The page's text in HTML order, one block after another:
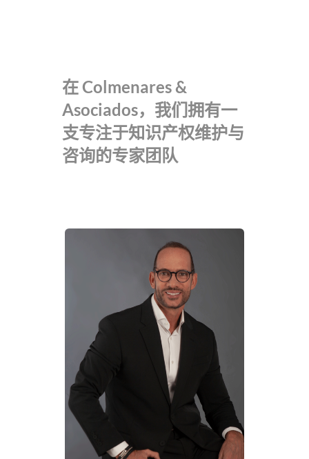
在 Colmenares &
Asociados，我们拥有一
支专注于知识产权维护与
咨询的专家团队